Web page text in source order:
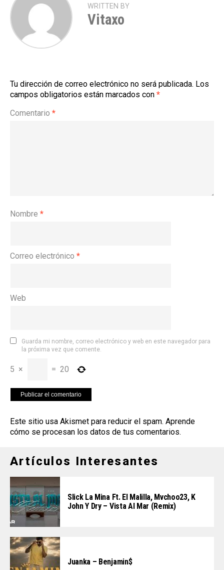
WRITTEN BY
Vitaxo
Tu dirección de correo electrónico no será publicada. Los
campos obligatorios están marcados con *
Comentario *
Nombre *
Correo electrónico *
Web
Guarda mi nombre, correo electrónico y web en este navegador para
la próxima vez que comente.
5 × = 20
Este sitio usa Akismet para reducir el spam. Aprende
cómo se procesan los datos de tus comentarios.
Artículos Interesantes
Slick La Mina Ft. El Malilla, Mvchoo23, K
John Y Dry – Vista Al Mar (Remix)
Juanka – Benjamin$